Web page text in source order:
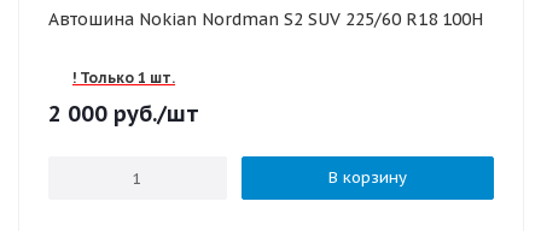
Автошина Nokian Nordman S2 SUV 225/60 R18 100H
! Только 1 шт.
2 000 руб./шт
В корзину